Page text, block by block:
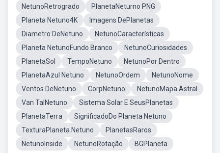
NetunoRetrogrado
PlanetaNeturno PNG
Planeta Netuno4K
Imagens DePlanetas
Diametro DeNetuno
NetunoCaracterísticas
Planeta NetunoFundo Branco
NetunoCuriosidades
PlanetaSol
TempoNetuno
NetunoPor Dentro
PlanetaAzul Netuno
NetunoOrdem
NetunoNome
Ventos DeNetuno
CorpNetuno
NetunoMapa Astral
Van TalNetuno
Sistema Solar E SeusPlanetas
PlanetaTerra
SignificadoDo Planeta Netuno
TexturaPlaneta Netuno
PlanetasRaros
NetunoInside
NetunoRotação BGPlaneta